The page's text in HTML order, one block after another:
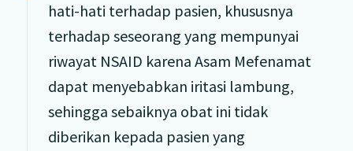
hati-hati terhadap pasien, khususnya
terhadap seseorang yang mempunyai
riwayat NSAID karena Asam Mefenamat
dapat menyebabkan iritasi lambung,
sehingga sebaiknya obat ini tidak
diberikan kepada pasien yang